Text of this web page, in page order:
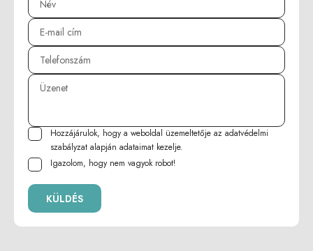
Hozzájárulok, hogy a weboldal üzemeltetője az adatvédelmi
szabályzat alapján adataimat kezelje.
Igazolom, hogy nem vagyok robot!
KÜLDÉS